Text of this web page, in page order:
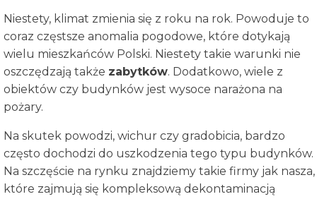
Niestety, klimat zmienia się z roku na rok. Powoduje to
coraz częstsze anomalia pogodowe, które dotykają
wielu mieszkańców Polski. Niestety takie warunki nie
oszczędzają także zabytków. Dodatkowo, wiele z
obiektów czy budynków jest wysoce narażona na
pożary.
Na skutek powodzi, wichur czy gradobicia, bardzo
często dochodzi do uszkodzenia tego typu budynków.
Na szczęście na rynku znajdziemy takie firmy jak nasza,
które zajmują się kompleksową dekontaminacją